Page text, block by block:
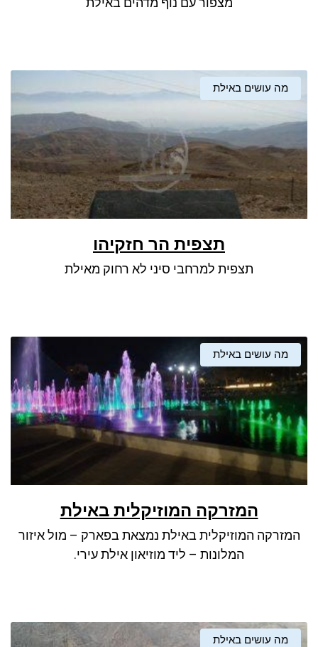
ניגודיות כהה
מה עושים באילת
תצפית הר חזקיהו
תצפית למרחבי סיני לא רחוק מאילת
מה עושים באילת
המזרקה המוזיקלית באילת
המזרקה המוזיקלית באילת נמצאת בפארק – מול איזור
המלונות – ליד מוזיאון אילת עירי.
מה עושים באילת